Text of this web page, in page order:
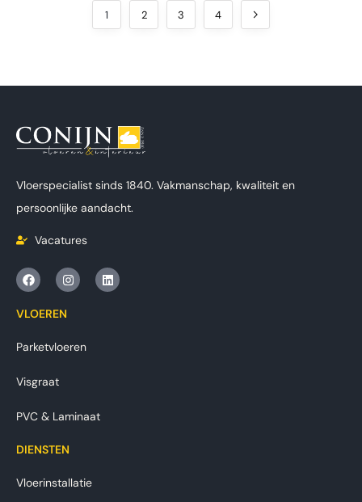
1 2 3 4
Vloerspecialist sinds 1840. Vakmanschap, kwaliteit en
persoonlijke aandacht.
Vacatures
VLOEREN
Parketvloeren
Visgraat
PVC & Laminaat
DIENSTEN
Vloerinstallatie